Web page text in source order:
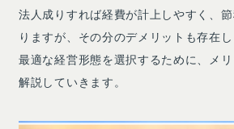
法人成りすれば経費が計上しやすく、
りますが、その分のデメリットも存在し
最適な経営形態を選択するために、メ
解説していきます。